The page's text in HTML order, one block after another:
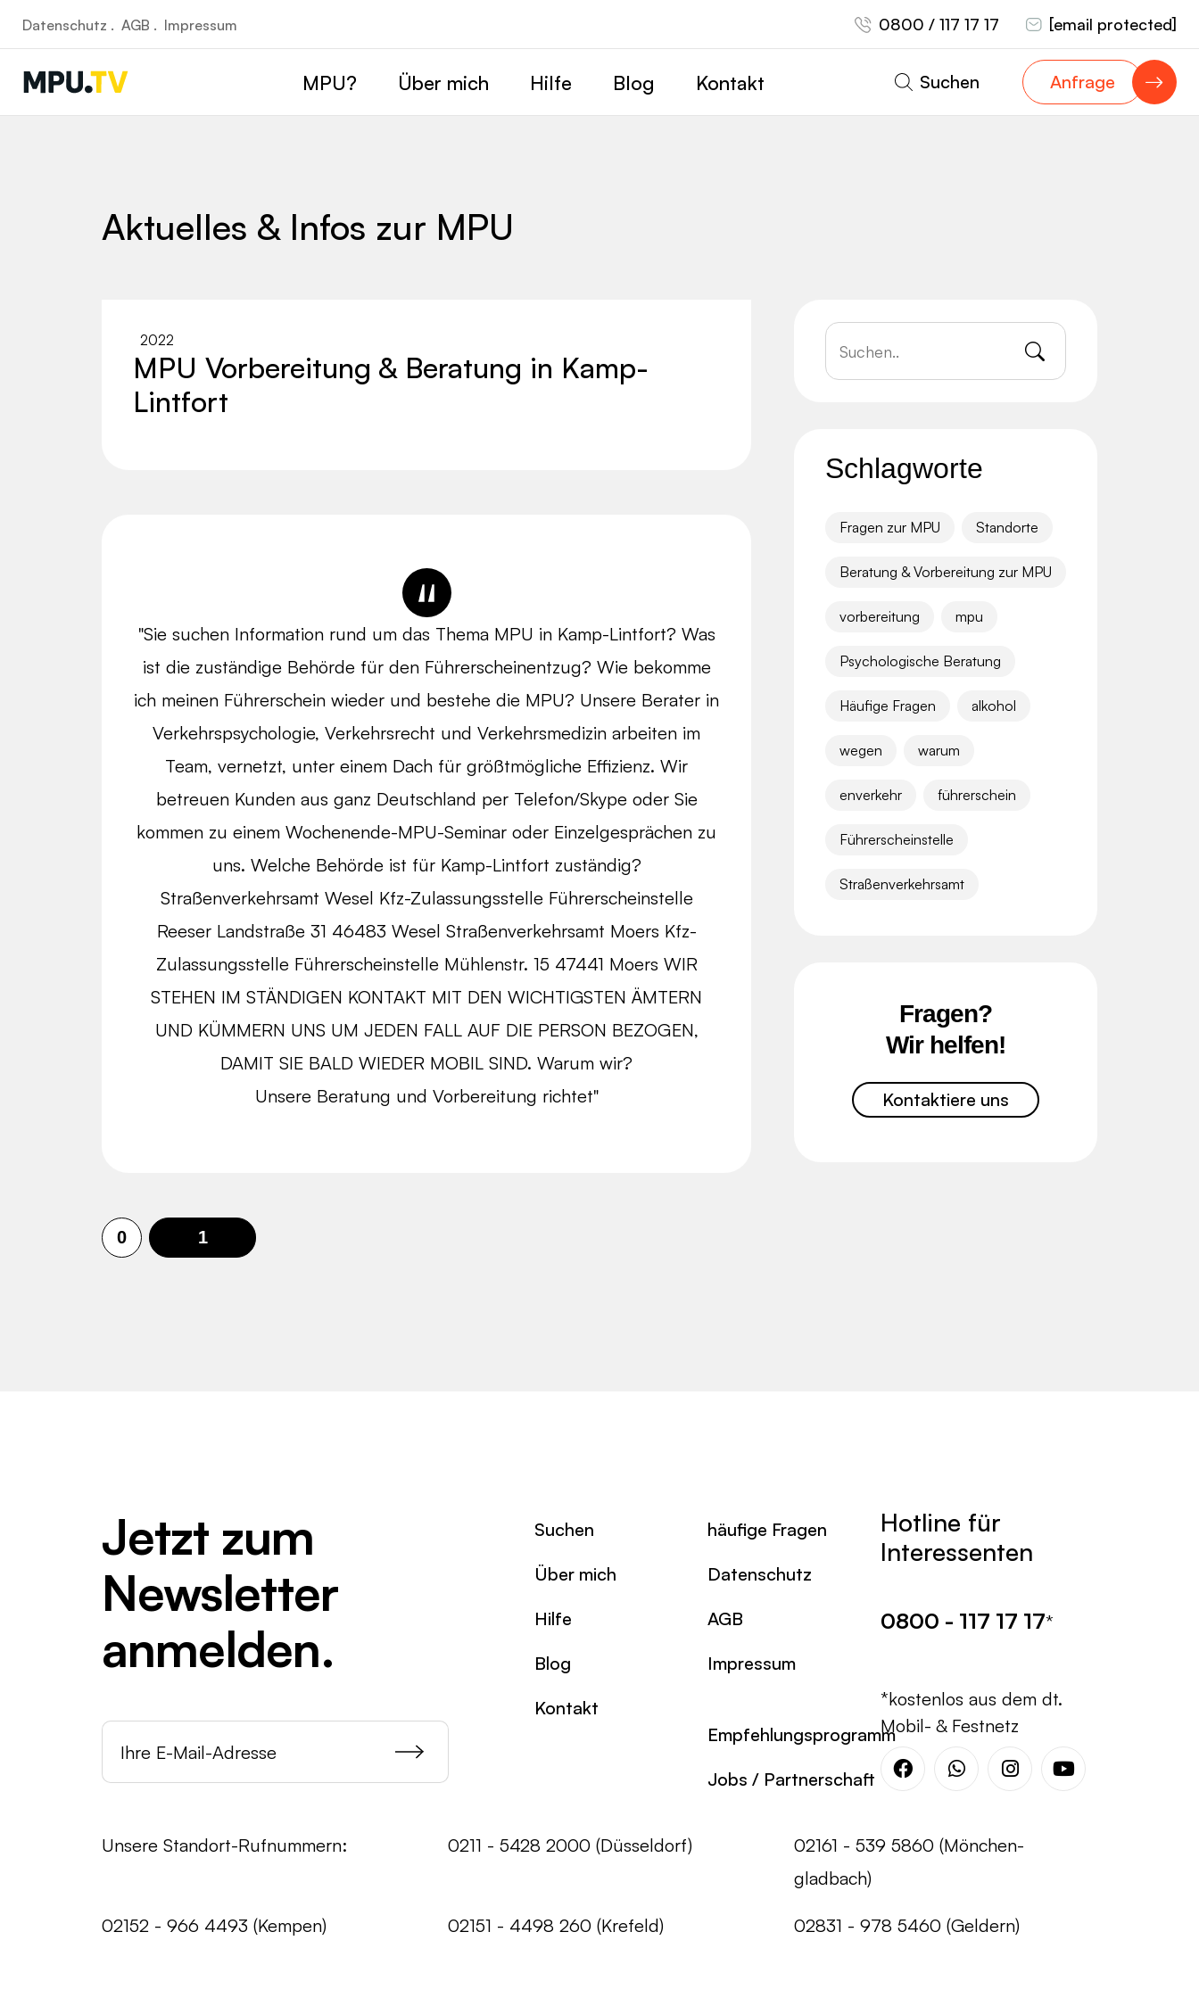
Aktuelles & Infos zur MPU
2022
MPU Vorbereitung & Beratung in Kamp-
Lintfort
"Sie suchen Information rund um das Thema MPU in Kamp-Lintfort? Was
ist die zuständige Behörde für den Führerscheinentzug? Wie bekomme
ich meinen Führerschein wieder und bestehe die MPU? Unsere Berater in
Verkehrspsychologie, Verkehrsrecht und Verkehrsmedizin arbeiten im
Team, vernetzt, unter einem Dach für größtmögliche Effizienz. Wir
betreuen Kunden aus ganz Deutschland per Telefon/Skype oder Sie
kommen zu einem Wochenende-MPU-Seminar oder Einzelgesprächen zu
uns. Welche Behörde ist für Kamp-Lintfort zuständig?
Straßenverkehrsamt Wesel Kfz-Zulassungsstelle Führerscheinstelle
Reeser Landstraße 31 46483 Wesel Straßenverkehrsamt Moers Kfz-
Zulassungsstelle Führerscheinstelle Mühlenstr. 15 47441 Moers WIR
STEHEN IM STÄNDIGEN KONTAKT MIT DEN WICHTIGSTEN ÄMTERN
UND KÜMMERN UNS UM JEDEN FALL AUF DIE PERSON BEZOGEN,
DAMIT SIE BALD WIEDER MOBIL SIND. Warum wir?
Unsere Beratung und Vorbereitung richtet"
0 1
Schlagworte
Fragen zur MPU Standorte
Beratung & Vorbereitung zur MPU
vorbereitung mpu
Psychologische Beratung
Häufige Fragen alkohol
wegen warum
enverkehr führerschein
Führerscheinstelle
Straßenverkehrsamt
Fragen?
Wir helfen!
Kontaktiere uns
Jetzt zum
Newsletter
anmelden.
Suchen
Über mich
Hilfe
Blog
Kontakt
häufige Fragen
Datenschutz
AGB
Impressum
Empfehlungsprogramm
Jobs / Partnerschaft
Hotline für
Interessenten
0800 - 117 17 17*
*kostenlos aus dem dt.
Mobil- & Festnetz
FacebookWhatsappInstagramYoutube
Unsere Standort-Rufnummern: 0211 - 5428 2000 (Düsseldorf)
02161 - 539 5860 (Mönchen-
gladbach)
02152 - 966 4493 (Kempen) 02151 - 4498 260 (Krefeld) 02831 - 978 5460 (Geldern)
Datenschutz . AGB . Impressum 0800 / 117 17 17 [email protected]
Suchen Anfrage
MPU? Über mich Hilfe Blog Kontakt